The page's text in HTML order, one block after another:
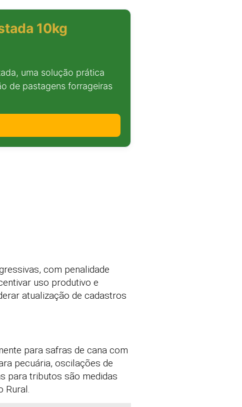
10kg
uma solução prática
de pastagens forrageiras
com penalidade
uso produtivo e
atualização de cadastros
para safras de cana com
pecuária, oscilações de
para tributos são medidas
Rural.